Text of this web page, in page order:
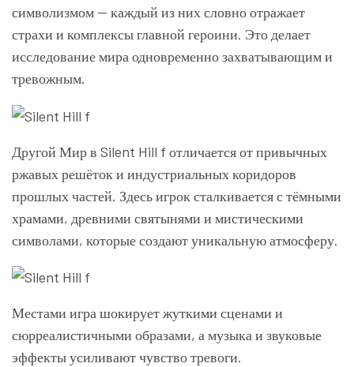
символизмом — каждый из них словно отражает
страхи и комплексы главной героини. Это делает
исследование мира одновременно захватывающим и
тревожным.
Другой Мир в Silent Hill f отличается от привычных
ржавых решёток и индустриальных коридоров
прошлых частей. Здесь игрок сталкивается с тёмными
храмами, древними святынями и мистическими
символами, которые создают уникальную атмосферу.
Местами игра шокирует жуткими сценами и
сюрреалистичными образами, а музыка и звуковые
эффекты усиливают чувство тревоги.